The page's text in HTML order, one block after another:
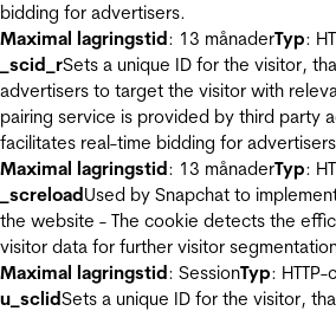
bidding for advertisers.
Maximal lagringstid: 13 månaderTyp:
_scid_rSets a unique ID for the visitor,
advertisers to target the visitor with
pairing service is provided by third party
facilitates real-time bidding for
Maximal lagringstid: 13 månaderTyp:
_screloadUsed by Snapchat to
the website - The cookie detects the
visitor data for further visitor
Maximal lagringstid: SessionTyp:
u_sclidSets a unique ID for the visitor,